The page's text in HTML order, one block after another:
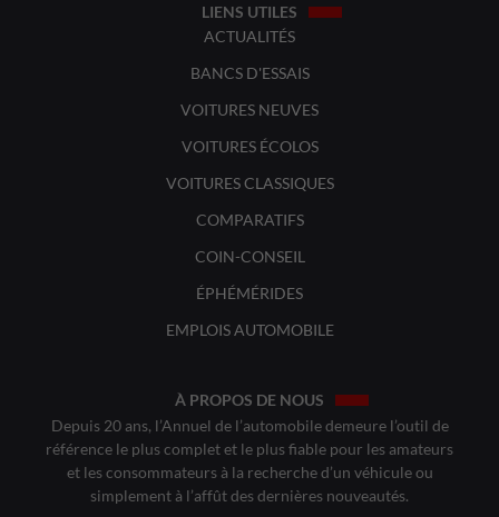
LIENS UTILES
ACTUALITÉS
BANCS D'ESSAIS
VOITURES NEUVES
VOITURES ÉCOLOS
VOITURES CLASSIQUES
COMPARATIFS
COIN-CONSEIL
ÉPHÉMÉRIDES
EMPLOIS AUTOMOBILE
À PROPOS DE NOUS
Depuis 20 ans, l’Annuel de l’automobile demeure l’outil de
référence le plus complet et le plus fiable pour les amateurs
et les consommateurs à la recherche d’un véhicule ou
simplement à l’affût des dernières nouveautés.